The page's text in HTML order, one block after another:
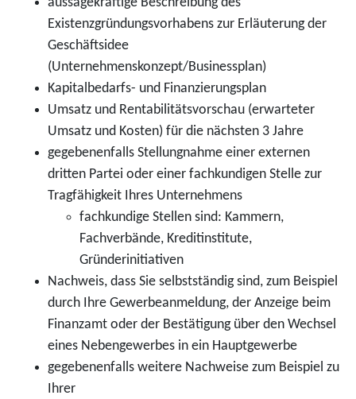
Existenzgründungsvorhabens zur Erläuterung der
Geschäftsidee
(Unternehmenskonzept/Businessplan)
Kapitalbedarfs- und Finanzierungsplan
Umsatz und Rentabilitätsvorschau (erwarteter
Umsatz und Kosten) für die nächsten 3 Jahre
gegebenenfalls Stellungnahme einer externen
dritten Partei oder einer fachkundigen Stelle zur
Tragfähigkeit Ihres Unternehmens
fachkundige Stellen sind: Kammern,
Fachverbände, Kreditinstitute,
Gründerinitiativen
Nachweis, dass Sie selbstständig sind, zum Beispiel
durch Ihre Gewerbeanmeldung, der Anzeige beim
Finanzamt oder der Bestätigung über den Wechsel
eines Nebengewerbes in ein Hauptgewerbe
gegebenenfalls weitere Nachweise zum Beispiel zu
Ihrer